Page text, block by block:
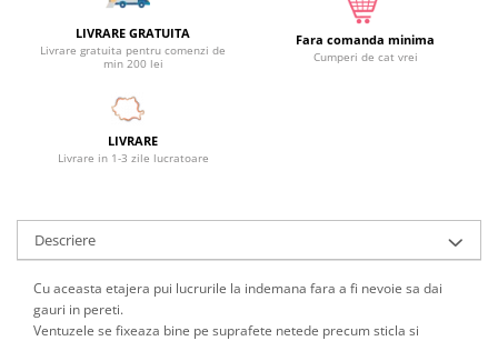
Paturici si perne
Cutii depozitare
Ingrijire personala
Bureti de baie
Accesorii masaj
Organizare cosmetice si bijuterii
Rucsacuri, curele si accesorii
Gradina
Promotii
Articole de vara
LIVRARE GRATUITA
Livrare gratuita pentru comenzi de
min 200 lei
Fara comanda minima
Cumperi de cat vrei
LIVRARE
Livrare in 1-3 zile lucratoare
Descriere
Cu aceasta etajera pui lucrurile la indemana fara a fi nevoie sa dai
gauri in pereti.
Ventuzele se fixeaza bine pe suprafete netede precum sticla si